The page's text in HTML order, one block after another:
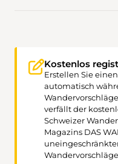
Kostenlos
Erstellen Sie
automatisch
verfällt der
Schweizer
Magazins DAS